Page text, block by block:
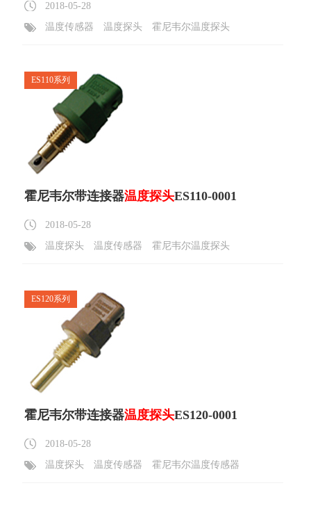
2018-05-28
温度传感器
温度探头 霍尼韦尔温度探头
ES110系列
霍尼韦尔带连接器温度探头ES110-0001
2018-05-28
温度探头
温度传感器 霍尼韦尔温度探头
ES120系列
霍尼韦尔带连接器温度探头ES120-0001
2018-05-28
温度探头
温度传感器 霍尼韦尔温度传感器